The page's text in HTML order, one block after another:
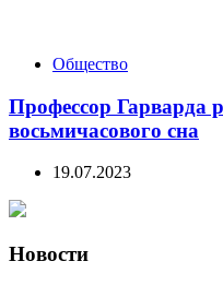
Общество
Профессор Гарварда
восьмичасового сна
19.07.2023
Новости